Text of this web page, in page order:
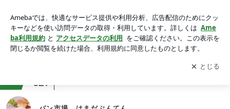
アプリをダウンロードして ブログの更新通知
を受け取りまし
ょう。
開く
627